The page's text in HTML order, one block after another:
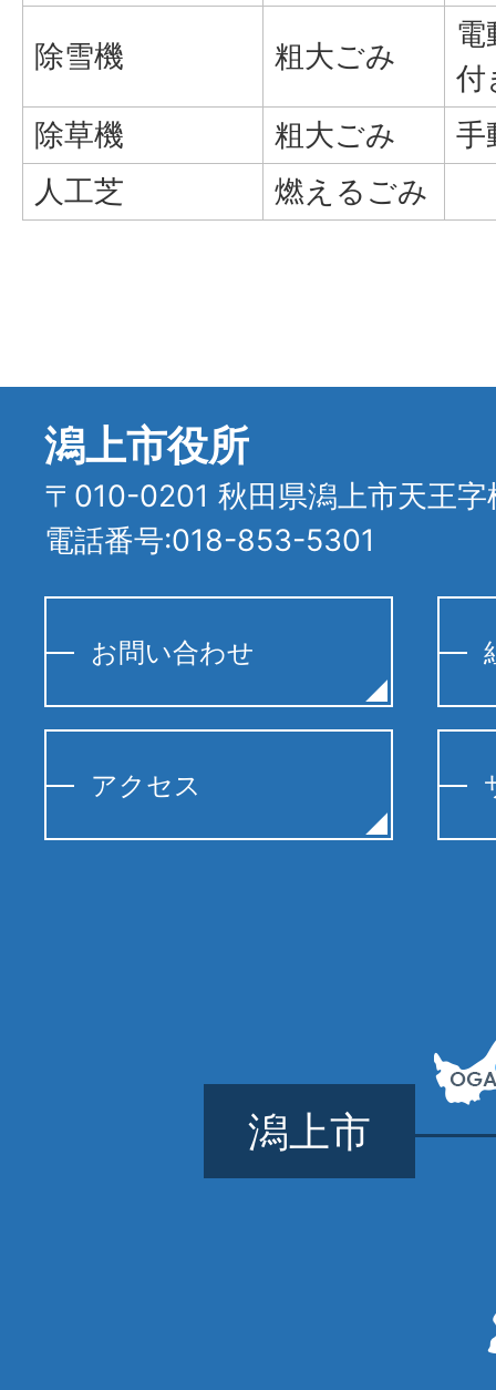
除雪機 粗大ごみ
付
除草機
粗大ごみ
手
人工芝
燃えるごみ
潟上市役所
〒010-0201 秋田県潟上市天王
電話番号:018-853-5301
お問い合わせ
アクセス
潟上市